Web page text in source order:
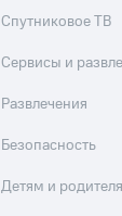
Спутниковое ТВ
Сервисы и
Развлечения
Безопасность
Детям и